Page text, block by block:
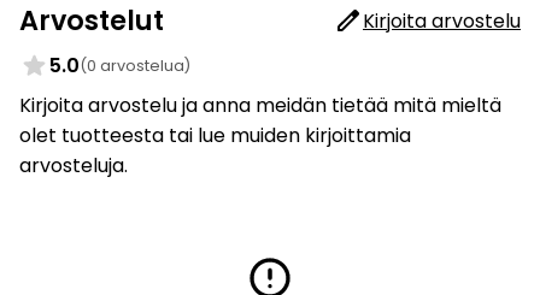
Arvostelut
Kirjoita arvostelu
5.0(0 arvostelua)
Kirjoita arvostelu ja anna meidän tietää mitä mieltä
olet tuotteesta tai lue muiden kirjoittamia
arvosteluja.